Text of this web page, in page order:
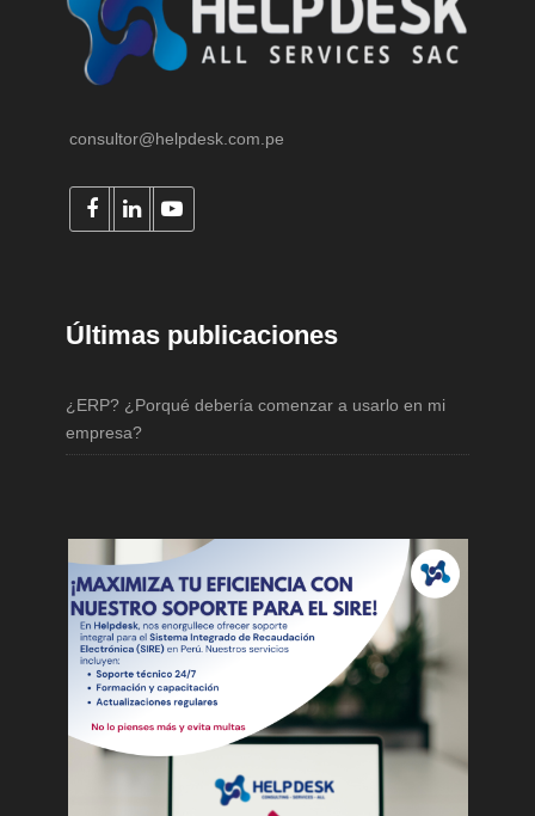
consultor@helpdesk.com.pe
Últimas publicaciones
¿ERP? ¿Porqué debería comenzar a usarlo en mi
empresa?